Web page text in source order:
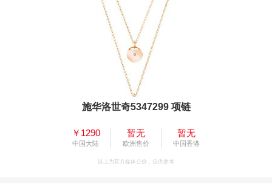
施华洛世奇5347299 项链
￥1290
中国大陆
暂无
欧洲售价
暂无
中国香港
以上为官方媒体公价，仅供参考